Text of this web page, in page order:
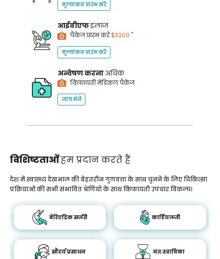
मूल्यांकन प्रारंभ करें
आईवीएफइलाज
पैकेज प्रारंभ करें$3200 *
मूल्यांकन प्रारंभ करें
अन्वेषण करना अधिक
किफायती मेडिकल पैकेज
जांच भेजें
विशिष्टताओंहम प्रदान करते हैं
देश में स्वास्थ्य देखभाल की बेहतरीन गुणवत्ता के साथ चुनने के लिए चिकित्सा
प्रक्रियाओं की सभी संभावित श्रेणियों के साथ किफायती उपचार विकल्प।
बेरिएट्रिक सर्जरी कार्डियलजी
सौंदर्य प्रसाधन अंतःस्त्राविका